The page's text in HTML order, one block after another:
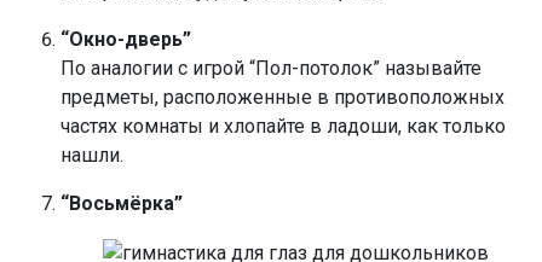
“Окно-дверь”
По аналогии с игрой “Пол-потолок” называйте
предметы, расположенные в противоположных
частях комнаты и хлопайте в ладоши, как только
нашли.
“Восьмёрка”